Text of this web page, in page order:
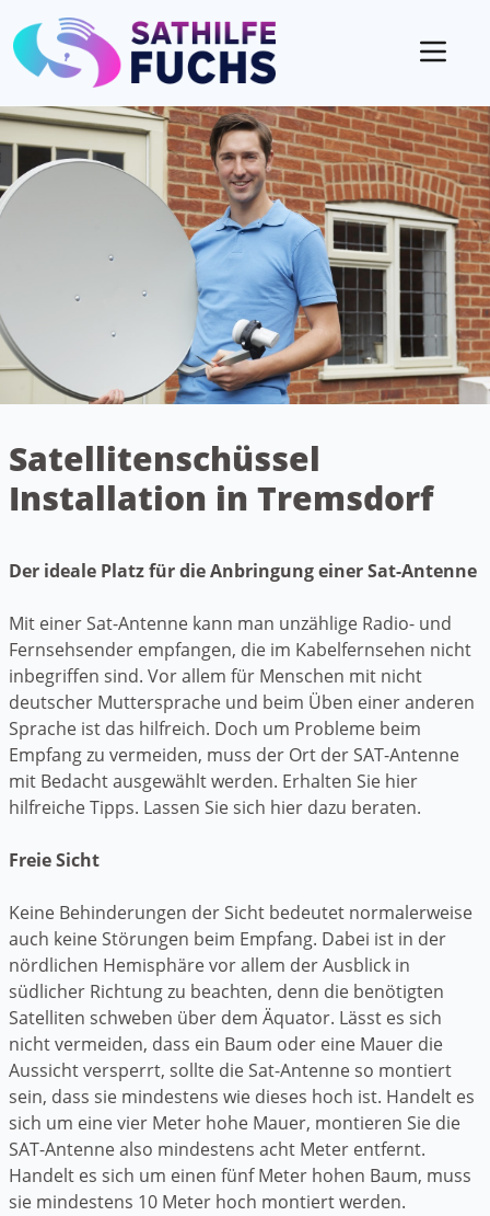
Satellitenschüssel
Installation in Tremsdorf
Der ideale Platz für die Anbringung einer Sat-Antenne
Mit einer Sat-Antenne kann man unzählige Radio- und
Fernsehsender empfangen, die im Kabelfernsehen nicht
inbegriffen sind. Vor allem für Menschen mit nicht
deutscher Muttersprache und beim Üben einer anderen
Sprache ist das hilfreich. Doch um Probleme beim
Empfang zu vermeiden, muss der Ort der SAT-Antenne
mit Bedacht ausgewählt werden. Erhalten Sie hier
hilfreiche Tipps. Lassen Sie sich hier dazu beraten.
Freie Sicht
Keine Behinderungen der Sicht bedeutet normalerweise
auch keine Störungen beim Empfang. Dabei ist in der
nördlichen Hemisphäre vor allem der Ausblick in
südlicher Richtung zu beachten, denn die benötigten
Satelliten schweben über dem Äquator. Lässt es sich
nicht vermeiden, dass ein Baum oder eine Mauer die
Aussicht versperrt, sollte die Sat-Antenne so montiert
sein, dass sie mindestens wie dieses hoch ist. Handelt es
sich um eine vier Meter hohe Mauer, montieren Sie die
SAT-Antenne also mindestens acht Meter entfernt.
Handelt es sich um einen fünf Meter hohen Baum, muss
sie mindestens 10 Meter hoch montiert werden.